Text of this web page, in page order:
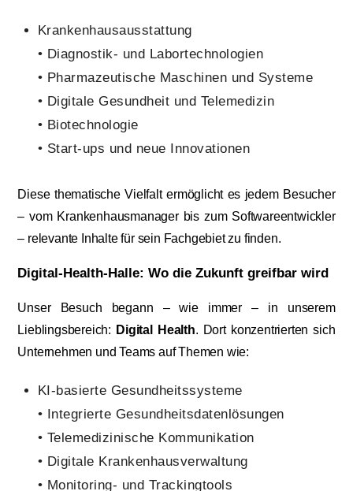
Krankenhausausstattung
• Diagnostik- und Labortechnologien
• Pharmazeutische Maschinen und Systeme
• Digitale Gesundheit und Telemedizin
• Biotechnologie
• Start-ups und neue Innovationen
Diese thematische Vielfalt ermöglicht es jedem Besucher
– vom Krankenhausmanager bis zum Softwareentwickler
– relevante Inhalte für sein Fachgebiet zu finden.
Digital-Health-Halle: Wo die Zukunft greifbar wird
Unser Besuch begann – wie immer – in unserem
Lieblingsbereich: Digital Health. Dort konzentrierten sich
Unternehmen und Teams auf Themen wie:
KI-basierte Gesundheitssysteme
• Integrierte Gesundheitsdatenlösungen
• Telemedizinische Kommunikation
• Digitale Krankenhausverwaltung
• Monitoring- und Trackingtools